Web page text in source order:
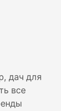
дач для
все